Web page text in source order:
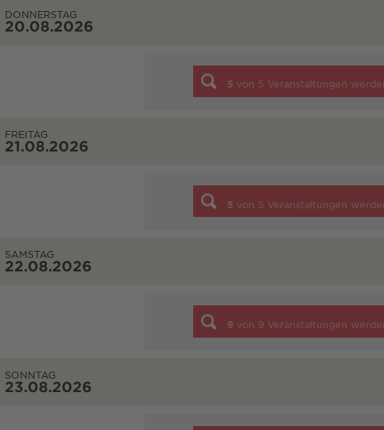
DONNERSTAG
20.08.2026
5 von 5 Veranstaltungen
FREITAG
21.08.2026
5 von 5 Veranstaltungen
SAMSTAG
22.08.2026
9 von 9 Veranstaltungen
SONNTAG
23.08.2026